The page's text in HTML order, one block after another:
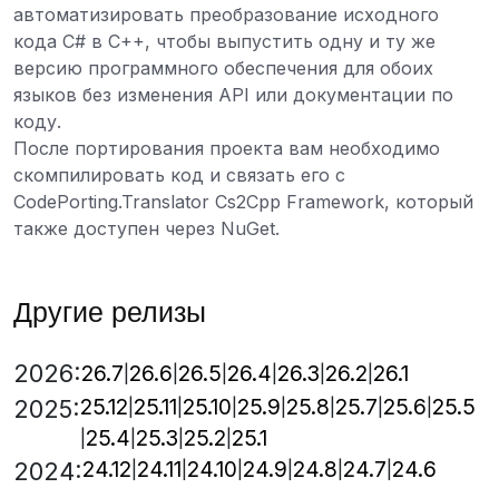
автоматизировать преобразование исходного
кода C# в C++, чтобы выпустить одну и ту же
версию программного обеспечения для обоих
языков без изменения API или документации по
коду.
После портирования проекта вам необходимо
скомпилировать код и связать его с
CodePorting.Translator Cs2Cpp Framework, который
также доступен через NuGet.
Другие релизы
2026:26.7 26.6 26.5 26.4 26.3 26.2 26.1
2025:25.12 25.11 25.10 25.9 25.8 25.7 25.6 25.5
25.4 25.3 25.2 25.1
2024:24.12 24.11 24.10 24.9 24.8 24.7 24.6